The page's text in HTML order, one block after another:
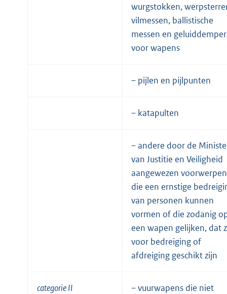
wurgstokken,
vilmessen, ballistische
messen en
voor wapens
– pijlen en pijlpunten
– katapulten
– andere door de
van Justitie en Veiligheid
aangewezen voorwerpen
die een ernstige
van personen kunnen
vormen of die zodanig
een wapen gelijken, dat
voor bedreiging of
afdreiging geschikt zijn
categorie II
– vuurwapens die niet